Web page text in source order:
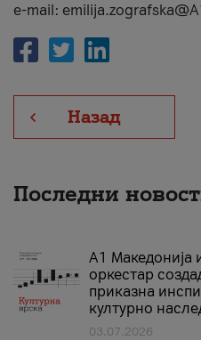
e-mail:
Назад
Последни
А1 Македонија
оркестар
приказна
културно
03.07.2026